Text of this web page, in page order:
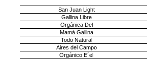
San Juan Light
Gallina Libre
Orgánica Del
Mamá Gallina
Todo Natural
Aires del Campo
Orgánico E´el